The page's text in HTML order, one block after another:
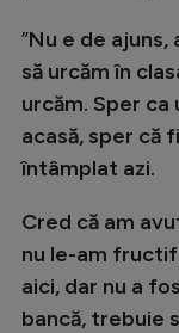
”Nu e de
să urcăm în
urcăm. Sper
acasă, sper că
întâmplat azi.
Cred că am
nu le-am
aici, dar nu a
bancă, trebuie